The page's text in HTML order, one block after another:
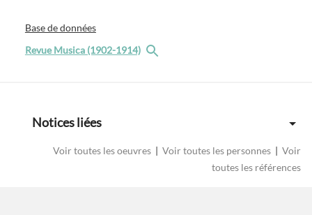
Base de données
Revue Musica (1902-1914)
Notices liées
Voir toutes les oeuvres | Voir toutes les personnes | Voir
toutes les références